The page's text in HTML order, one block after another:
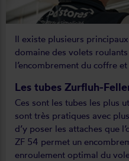
Il existe plusieurs
domaine des volets
l’encombrement du coffre
Les tubes Zurfluh-
Ces sont les tubes les plus
sont très pratiques avec
d’y poser les attaches que
ZF 54 permet un
enroulement optimal du